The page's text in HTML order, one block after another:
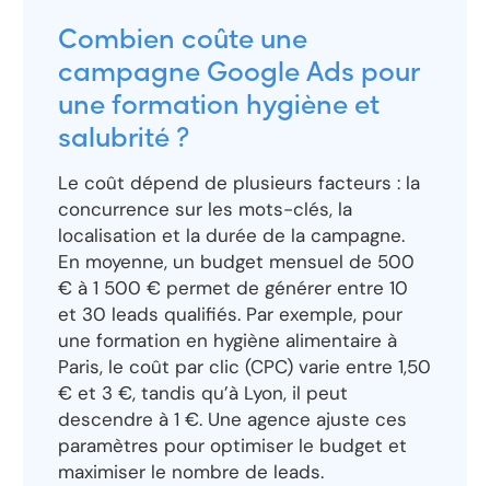
Combien coûte une
campagne Google Ads pour
une formation hygiène et
salubrité ?
Le coût dépend de plusieurs facteurs : la
concurrence sur les mots-clés, la
localisation et la durée de la campagne.
En moyenne, un budget mensuel de 500
€ à 1 500 € permet de générer entre 10
et 30 leads qualifiés. Par exemple, pour
une formation en hygiène alimentaire à
Paris, le coût par clic (CPC) varie entre 1,50
€ et 3 €, tandis qu’à Lyon, il peut
descendre à 1 €. Une agence ajuste ces
paramètres pour optimiser le budget et
maximiser le nombre de leads.